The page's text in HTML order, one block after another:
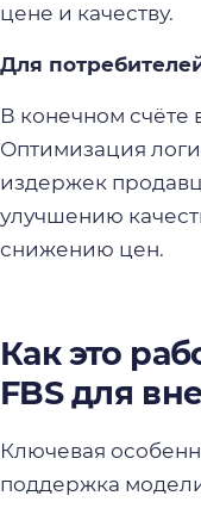
цене и качеству.
Для
В конечном счёте
Оптимизация
издержек
улучшению
снижению цен.
Как это
FBS для
Ключевая
поддержка